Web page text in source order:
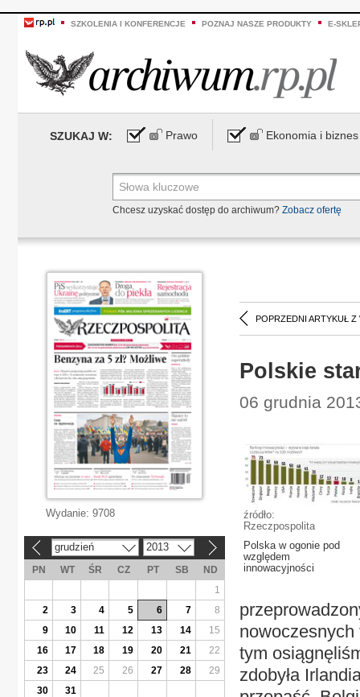
SZKOLENIA I KONFERENCJE POZNAJ NASZE PRODUKTY E-
SZUKAJ W: Prawo Ekonomia i biznes
Chcesz uzyskać dostęp do archiwum? Zobacz ofertę
POPRZEDNI ARTYKUŁ Z
Polskie
06 grudnia
źródło:
Rzeczpospolita
Polska w ogonie pod
względem
innowacyjności
tym
zdobyła
Wydanie: 9708
grudzień 2013
PN WT ŚR CZ PT SB
ND
1
2
3 4 5 6 7
8
9
10 11 12 13 14
15
16
17 18 19 20 21
22
23
24 25 26 27 28
29
30
31